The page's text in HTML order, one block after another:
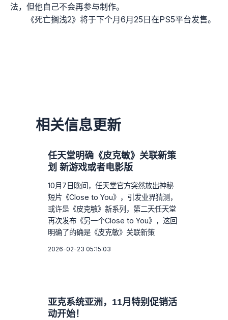
法，但他自己不会再参与制作。
《死亡搁浅2》将于下个月6月25日在PS5平台发售。
相关信息更新
任天堂明确《皮克敏》关联新策
划 新游戏或者电影版
10月7日晚间，任天堂官方突然放出神秘
短片《Close to You》，引发业界猜测，
或许是《皮克敏》新系列，第二天任天堂
再次发布《另一个Close to You》，这回
明确了的确是《皮克敏》关联新策
2026-02-23 05:15:03
亚克系统亚洲，11月特别促销活
动开始！